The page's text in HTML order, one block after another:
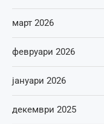
март 2026
февруари 2026
јануари 2026
декември 2025